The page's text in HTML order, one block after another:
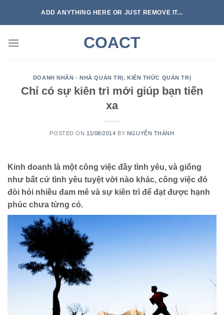
ADD ANYTHING HERE OR JUST REMOVE IT...
COACT
DOANH NHÂN - NHÀ QUẢN TRỊ,KIẾN THỨC QUẢN TRỊ
Chỉ có sự kiên trì mới giúp bạn tiến
xa
POSTED ON 11/08/2014 BY NGUYỄN THÀNH
Kinh doanh là một công việc đầy tình yêu, và giống
như bất cứ tình yêu tuyệt vời nào khác, công việc đó
đòi hỏi nhiều đam mê và sự kiên trì để đạt được hạnh
phúc chưa từng có.